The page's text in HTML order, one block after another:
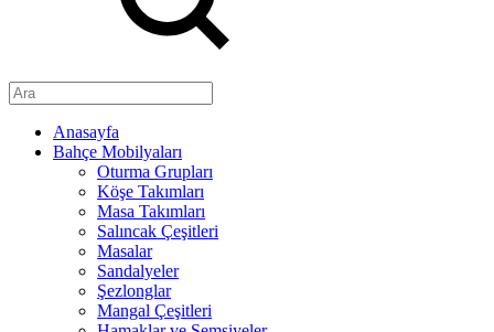
Anasayfa
Bahçe Mobilyaları
Oturma Grupları
Köşe Takımları
Masa Takımları
Salıncak Çeşitleri
Masalar
Sandalyeler
Şezlonglar
Mangal Çeşitleri